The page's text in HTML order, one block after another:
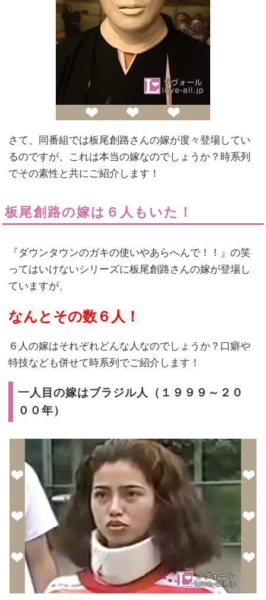
さて、同番組では板尾創路さんの嫁が度々登場してい
るのですが、これは本当の嫁なのでしょうか？時系列
でその素性と共にご紹介します！
板尾創路の嫁は６人もいた！
『ダウンタウンのガキの使いやあらへんで！！』の笑
ってはいけないシリーズに板尾創路さんの嫁が登場し
ていますが、
なんとその数６人！
６人の嫁はそれぞれどんな人なのでしょうか？口癖や
特技なども併せて時系列でご紹介します！
一人目の嫁はブラジル人（１９９９～２０
００年）